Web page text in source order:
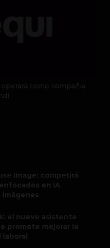
como compañía
Image: competirá
en IA
imágenes
el nuevo asistente
promete mejorar la
laboral